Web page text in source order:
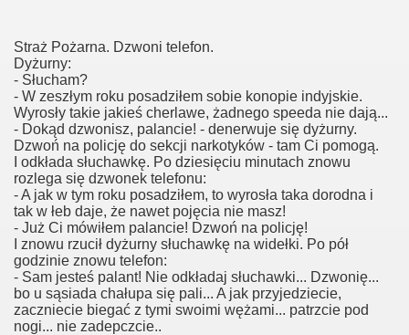
Straż Pożarna. Dzwoni telefon.
Dyżurny:
- Słucham?
- W zeszłym roku posadziłem sobie konopie indyjskie.
Wyrosły takie jakieś cherlawe, żadnego speeda nie dają...
- Dokąd dzwonisz, palancie! - denerwuje się dyżurny.
Dzwoń na policję do sekcji narkotyków - tam Ci pomogą.
I odkłada słuchawkę. Po dziesięciu minutach znowu
rozlega się dzwonek telefonu:
- A jak w tym roku posadziłem, to wyrosła taka dorodna i
tak w łeb daje, że nawet pojęcia nie masz!
- Już Ci mówiłem palancie! Dzwoń na policję!
I znowu rzucił dyżurny słuchawkę na widełki. Po pół
godzinie znowu telefon:
- Sam jesteś palant! Nie odkładaj słuchawki... Dzwonię...
bo u sąsiada chałupa się pali... A jak przyjedziecie,
zaczniecie biegać z tymi swoimi wężami... patrzcie pod
nogi... nie zadepczcie..